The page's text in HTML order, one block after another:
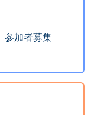
参加者募集